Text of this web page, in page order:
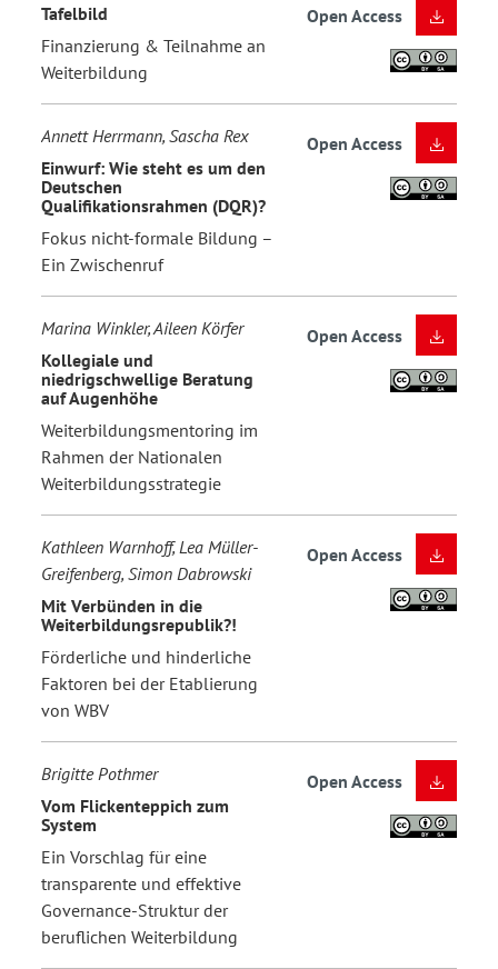
Tafelbild
Finanzierung & Teilnahme an
Weiterbildung
Open Access
Annett Herrmann, Sascha Rex
Einwurf: Wie steht es um den
Deutschen
Qualifikationsrahmen (DQR)?
Fokus nicht-formale Bildung –
Ein Zwischenruf
Open Access
Marina Winkler, Aileen Körfer
Kollegiale und
niedrigschwellige Beratung
auf Augenhöhe
Weiterbildungsmentoring im
Rahmen der Nationalen
Weiterbildungsstrategie
Open Access
Kathleen Warnhoff, Lea Müller-
Greifenberg, Simon Dabrowski
Mit Verbünden in die
Weiterbildungsrepublik?!
Förderliche und hinderliche
Faktoren bei der Etablierung
von WBV
Open Access
Brigitte Pothmer
Vom Flickenteppich zum
System
Ein Vorschlag für eine
transparente und effektive
Governance-Struktur der
beruflichen Weiterbildung
Open Access